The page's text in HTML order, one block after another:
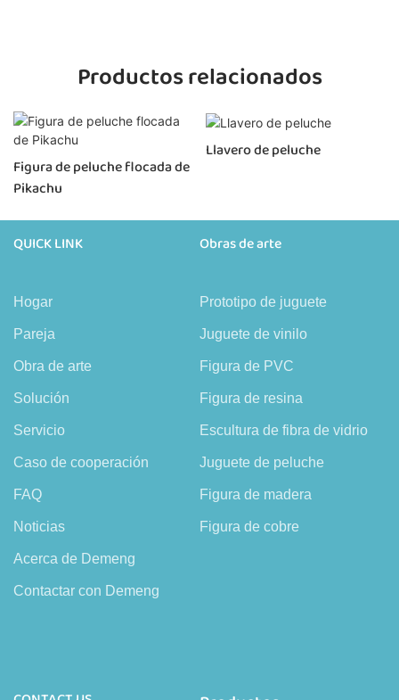
Productos relacionados
Figura de peluche flocada de
Pikachu
Llavero de peluche
QUICK LINK
Hogar
Pareja
Obra de arte
Solución
Servicio
Caso de cooperación
FAQ
Noticias
Acerca de Demeng
Contactar con Demeng
Obras de arte
Prototipo de juguete
Juguete de vinilo
Figura de PVC
Figura de resina
Escultura de fibra de vidrio
Juguete de peluche
Figura de madera
Figura de cobre